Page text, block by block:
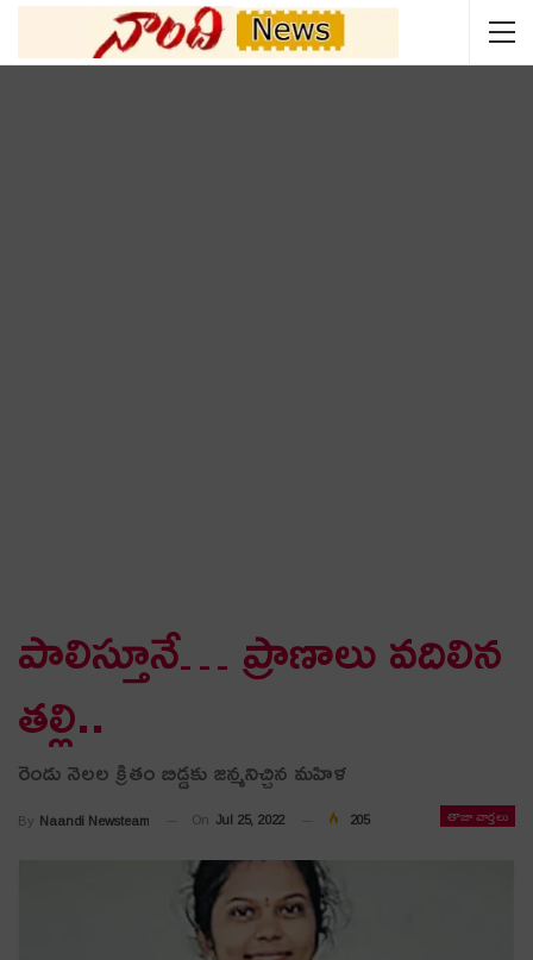
పాలిస్తూనే… ప్రాణాలు వ‌దిలిన
త‌ల్లి..
రెండు నెలల క్రితం బిడ్డకు జన్మనిచ్చిన మ‌హిళ‌
తాజా వార్తలు
By Naandi Newsteam On Jul 25, 2022 205